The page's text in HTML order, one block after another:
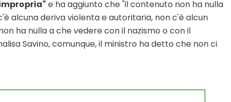
e ha aggiunto che "il contenuto non ha nulla
alcuna deriva violenta e autoritaria, non c'è alcun
ha nulla a che vedere con il nazismo o con il
Savino, comunque, il ministro ha detto che non ci